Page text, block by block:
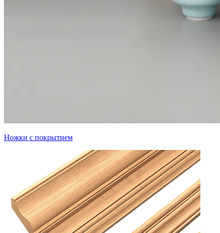
Ножки с покрытием